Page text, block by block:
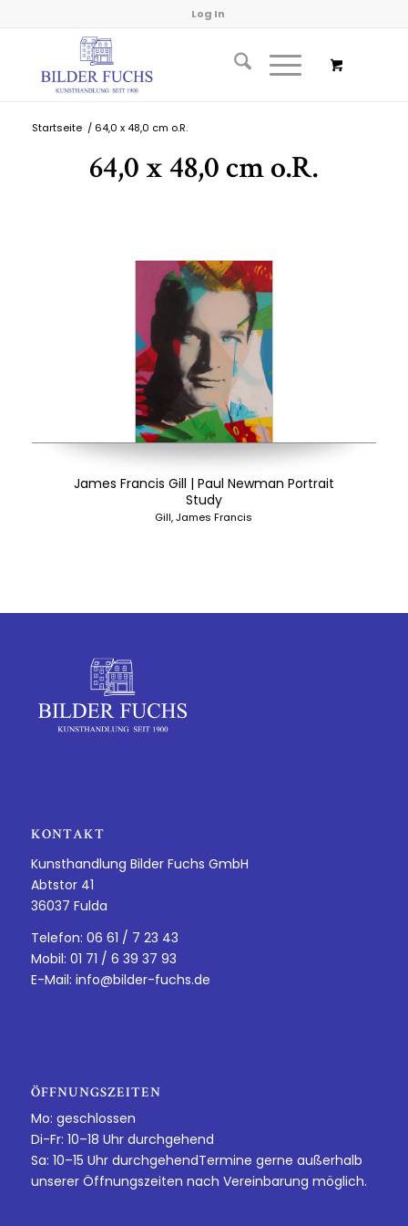
Log In
Startseite / 64,0 x 48,0 cm o.R.
64,0 x 48,0 cm o.R.
James Francis Gill | Paul Newman Portrait
Study
Gill, James Francis
KONTAKT
Kunsthandlung Bilder Fuchs GmbH
Abtstor 41
36037 Fulda
Telefon: 06 61 / 7 23 43
Mobil: 01 71 / 6 39 37 93
E-Mail: info@bilder-fuchs.de
ÖFFNUNGSZEITEN
Mo: geschlossen
Di-Fr: 10–18 Uhr durchgehend
Sa: 10–15 Uhr durchgehendTermine gerne außerhalb
unserer Öffnungszeiten nach Vereinbarung möglich.